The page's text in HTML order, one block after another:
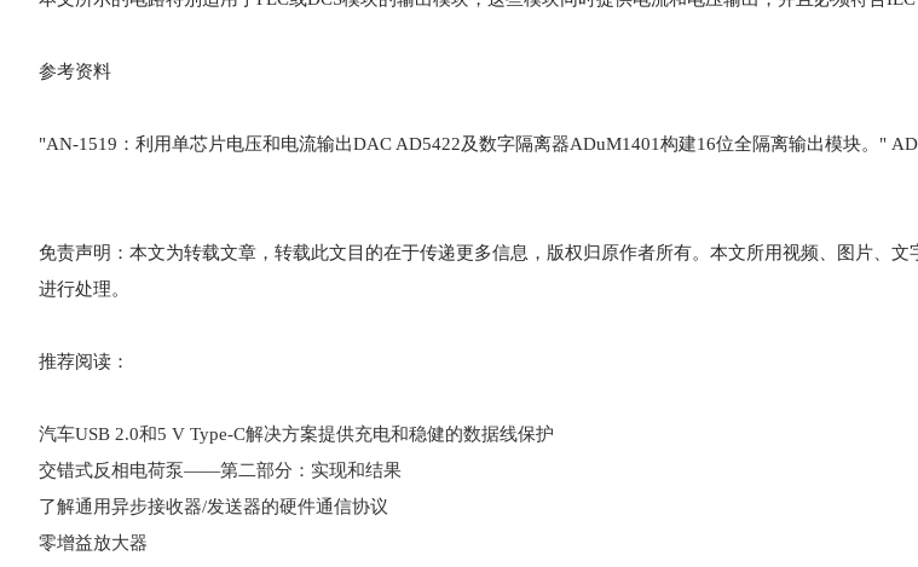
参考资料
"AN-1519：利用单芯片电压和电流输出DAC AD5422及数字隔离器ADuM1401构建16位全隔离输出模块。"
免责声明：本文为转载文章，转载此文目的在于传递更多信息，版权归原作者所有。本文所用视频、图片、
进行处理。
推荐阅读：
汽车USB 2.0和5 V Type-C解决方案提供充电和稳健的数据线保护
交错式反相电荷泵——第二部分：实现和结果
了解通用异步接收器/发送器的硬件通信协议
零增益放大器